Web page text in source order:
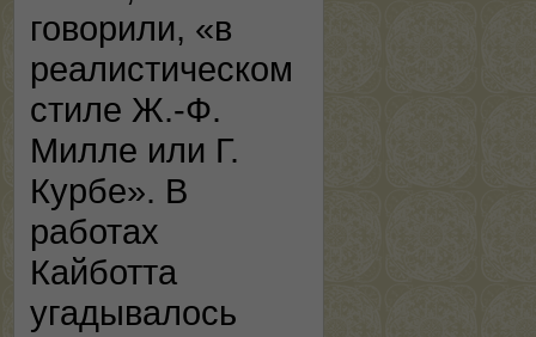
говорили, «в
реалистическом
стиле Ж.-Ф.
Милле или Г.
Курбе». В
работах
Кайботта
угадывалось